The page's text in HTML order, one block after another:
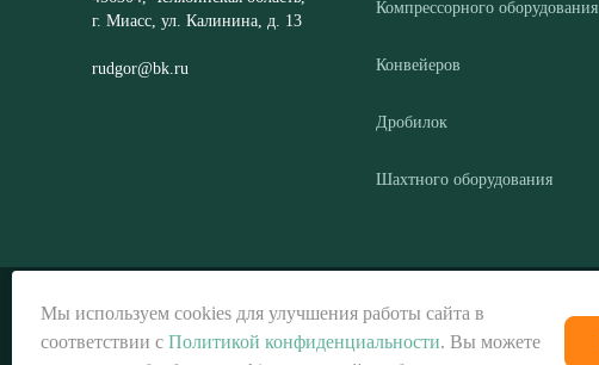
г. Миасс, ул. Калинина, д. 13
rudgor@bk.ru
Компрессорного оборудования
Конвейеров
Дробилок
Шахтного оборудования
© ООО «РГМ-УРАЛ», 2026
Мы используем cookies для улучшения работы сайта в
соответствии с Политикой конфиденциальности. Вы можете